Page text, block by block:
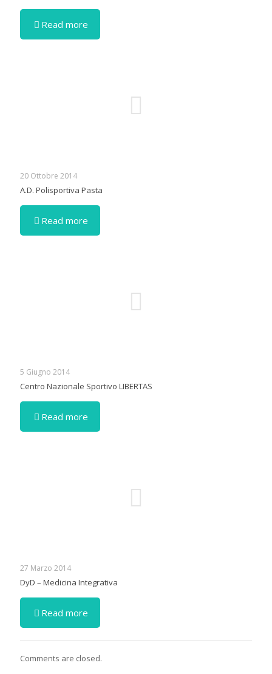
Read more
20 Ottobre 2014
A.D. Polisportiva Pasta
Read more
5 Giugno 2014
Centro Nazionale Sportivo LIBERTAS
Read more
27 Marzo 2014
DyD – Medicina Integrativa
Read more
Comments are closed.